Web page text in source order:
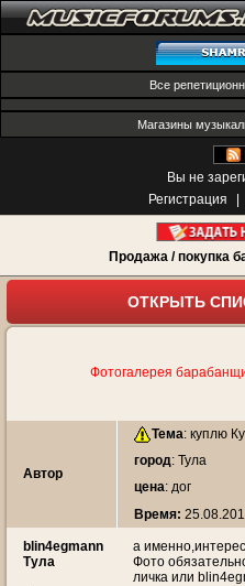
Все
Магазины
Вы не
Регистрация
Продажа / покупка
ОТКРЫТЬ
Фотогалерея
Автор
Тема: куплю
город: Тула
цена: дог
Время:
blin4egmann
Тула
а
Фото
личка или